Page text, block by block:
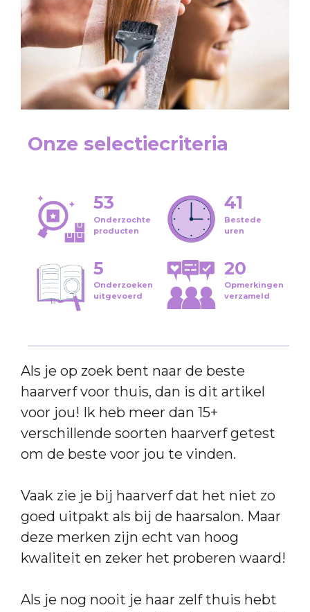
Onze selectiecriteria
53
Onderzochte
producten
41
Bestede
uren
5
Onderzoeken
uitgevoerd
20
Opmerkingen
verzameld
Als je op zoek bent naar de beste
haarverf voor thuis, dan is dit artikel
voor jou! Ik heb meer dan 15+
verschillende soorten haarverf getest
om de beste voor jou te vinden.
Vaak zie je bij haarverf dat het niet zo
goed uitpakt als bij de haarsalon. Maar
deze merken zijn echt van hoog
kwaliteit en zeker het proberen waard!
Als je nog nooit je haar zelf thuis hebt